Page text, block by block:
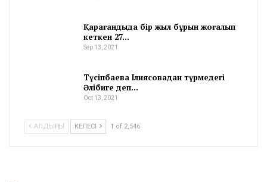
Қарағандыда бір жыл бұрын жоғалып
кеткен 27…
Sep 13, 2021
Түсіпбаева Ілиясовадан түрмедегі
Әлібиге деп…
Oct 13, 2021
АЛДЫҢҒЫ КЕЛЕСІ 1 of 2,546